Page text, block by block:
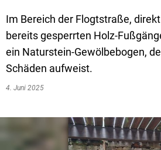
Livestream Sitzungen auf
Wahlergebnisse
Baugrundstücke
Straßenausbaupläne
Wiederkehrende
Grundsteuerreform
Im Bereich der Flogtstraße,
bereits gesperrten Holz-
ein Naturstein-Gewölbebogen,
Schäden aufweist.
4. Juni 2025